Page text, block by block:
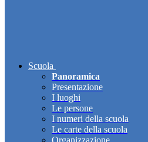
Scuola
Panoramica
Presentazione
I luoghi
Le persone
I numeri della scuola
Le carte della scuola